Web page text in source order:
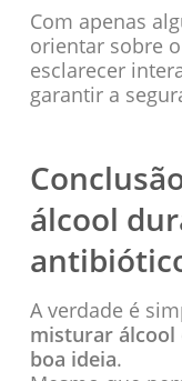
Com apenas
orientar sobre
esclarecer
garantir a
álcool
A verdade é
misturar álcool
boa ideia.